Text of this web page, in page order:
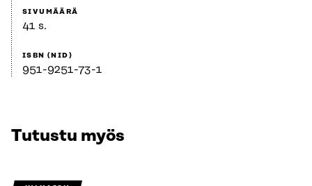
SIVUMÄÄRÄ
41 s.
ISBN (NID)
951-9251-73-1
Tutustu myös